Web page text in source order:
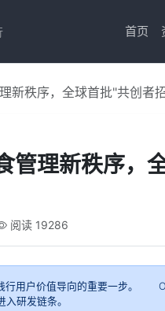
首页
新秩序，全球首批"共创者
管理新秩序，
阅读 19286
行用户价值导向的重要一步。
研发链条。